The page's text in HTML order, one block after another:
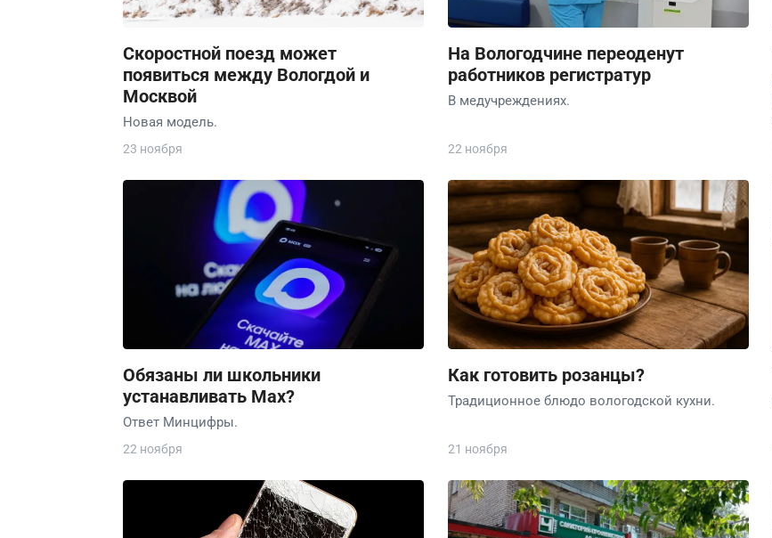
Скоростной поезд может
появиться между Вологдой и
Москвой
Новая модель.
23 ноября
На Вологодчине переоденут
работников регистратур
В медучреждениях.
22 ноября
Обязаны ли школьники
устанавливать Max?
Ответ Минцифры.
22 ноября
Как готовить розанцы?
Традиционное блюдо вологодской кухни.
21 ноября